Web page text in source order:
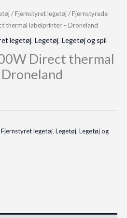
/Fjernstyret legetøj/Fjernstyrede
thermal labelprinter – Droneland
legetøj, Legetøj, Legetøj og spil
Direct thermal
Fjernstyret legetøj, Legetøj, Legetøj og